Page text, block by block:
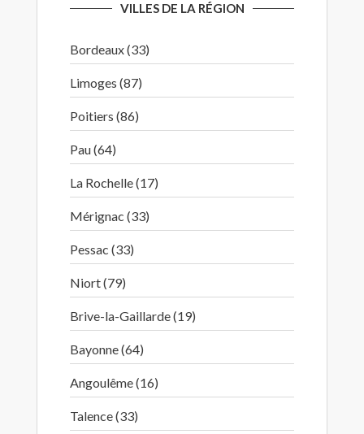
VILLES DE LA RÉGION
Bordeaux (33)
Limoges (87)
Poitiers (86)
Pau (64)
La Rochelle (17)
Mérignac (33)
Pessac (33)
Niort (79)
Brive-la-Gaillarde (19)
Bayonne (64)
Angoulême (16)
Talence (33)